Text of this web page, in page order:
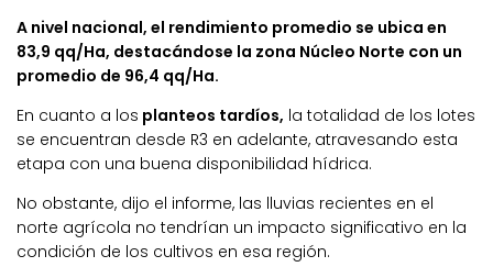
A nivel nacional, el rendimiento promedio se ubica en
83,9 qq/Ha, destacándose la zona Núcleo Norte con un
promedio de 96,4 qq/Ha.
En cuanto a los planteos tardíos, la totalidad de los lotes
se encuentran desde R3 en adelante, atravesando esta
etapa con una buena disponibilidad hídrica.
No obstante, dijo el informe, las lluvias recientes en el
norte agrícola no tendrían un impacto significativo en la
condición de los cultivos en esa región.